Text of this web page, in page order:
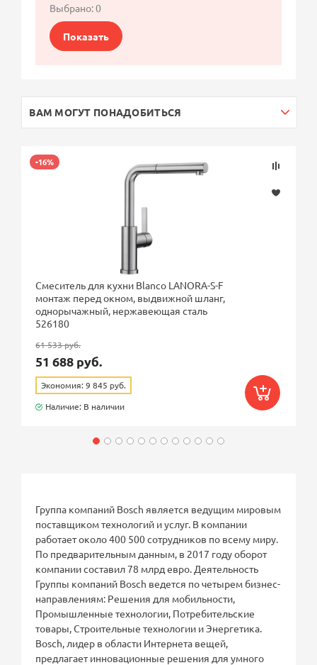
Выбрано:0
Показать
ВАМ МОГУТ ПОНАДОБИТЬСЯ
-16%
Смеситель для кухни Blanco LANORA-S-F
монтаж перед окном, выдвижной шланг,
однорычажный, нержавеющая сталь
526180
61 533 руб.
51 688 руб.
Экономия: 9 845 руб.
Наличие: В наличии
Группа компаний Bosch является ведущим мировым
поставщиком технологий и услуг. В компании
работает около 400 500 сотрудников по всему миру.
По предварительным данным, в 2017 году оборот
компании составил 78 млрд евро. Деятельность
Группы компаний Bosch ведется по четырем бизнес-
направлениям: Решения для мобильности,
Промышленные технологии, Потребительские
товары, Строительные технологии и Энергетика.
Bosch, лидер в области Интернета вещей,
предлагает инновационные решения для умного